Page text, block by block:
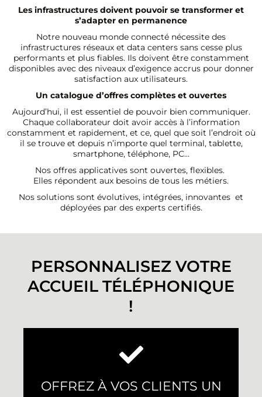
Les infrastructures doivent pouvoir se transformer et
s’adapter en permanence
Notre nouveau monde connecté nécessite des
infrastructures réseaux et data centers sans cesse plus
performants et plus fiables. Ils doivent être constamment
disponibles avec des niveaux d’exigence accrus pour donner
satisfaction aux utilisateurs.
Un catalogue d’offres complètes et ouvertes
Aujourd’hui, il est essentiel de pouvoir bien communiquer.
Chaque collaborateur doit avoir accès à l’information
constamment et rapidement, et ce, quel que soit l’endroit où
il se trouve et depuis n’importe quel terminal, tablette,
smartphone, téléphone, PC…
Nos offres applicatives sont ouvertes, flexibles.
Elles répondent aux besoins de tous les métiers.
Nos solutions sont évolutives, intégrées, innovantes et
déployées par des experts certifiés.
PERSONNALISEZ VOTRE
ACCUEIL TÉLÉPHONIQUE
!
OFFREZ À VOS CLIENTS UN